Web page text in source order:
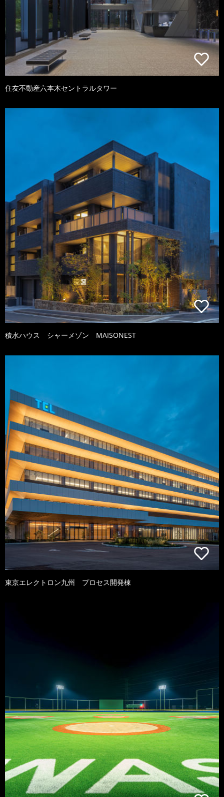
住友不動産六本木セントラルタワー
積水ハウス シャーメゾン MAISONEST
東京エレクトロン九州 プロセス開発棟